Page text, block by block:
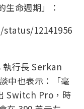
命週期」：
12141956
執行長 Serkan
中也表示：「毫
Switch Pro，時